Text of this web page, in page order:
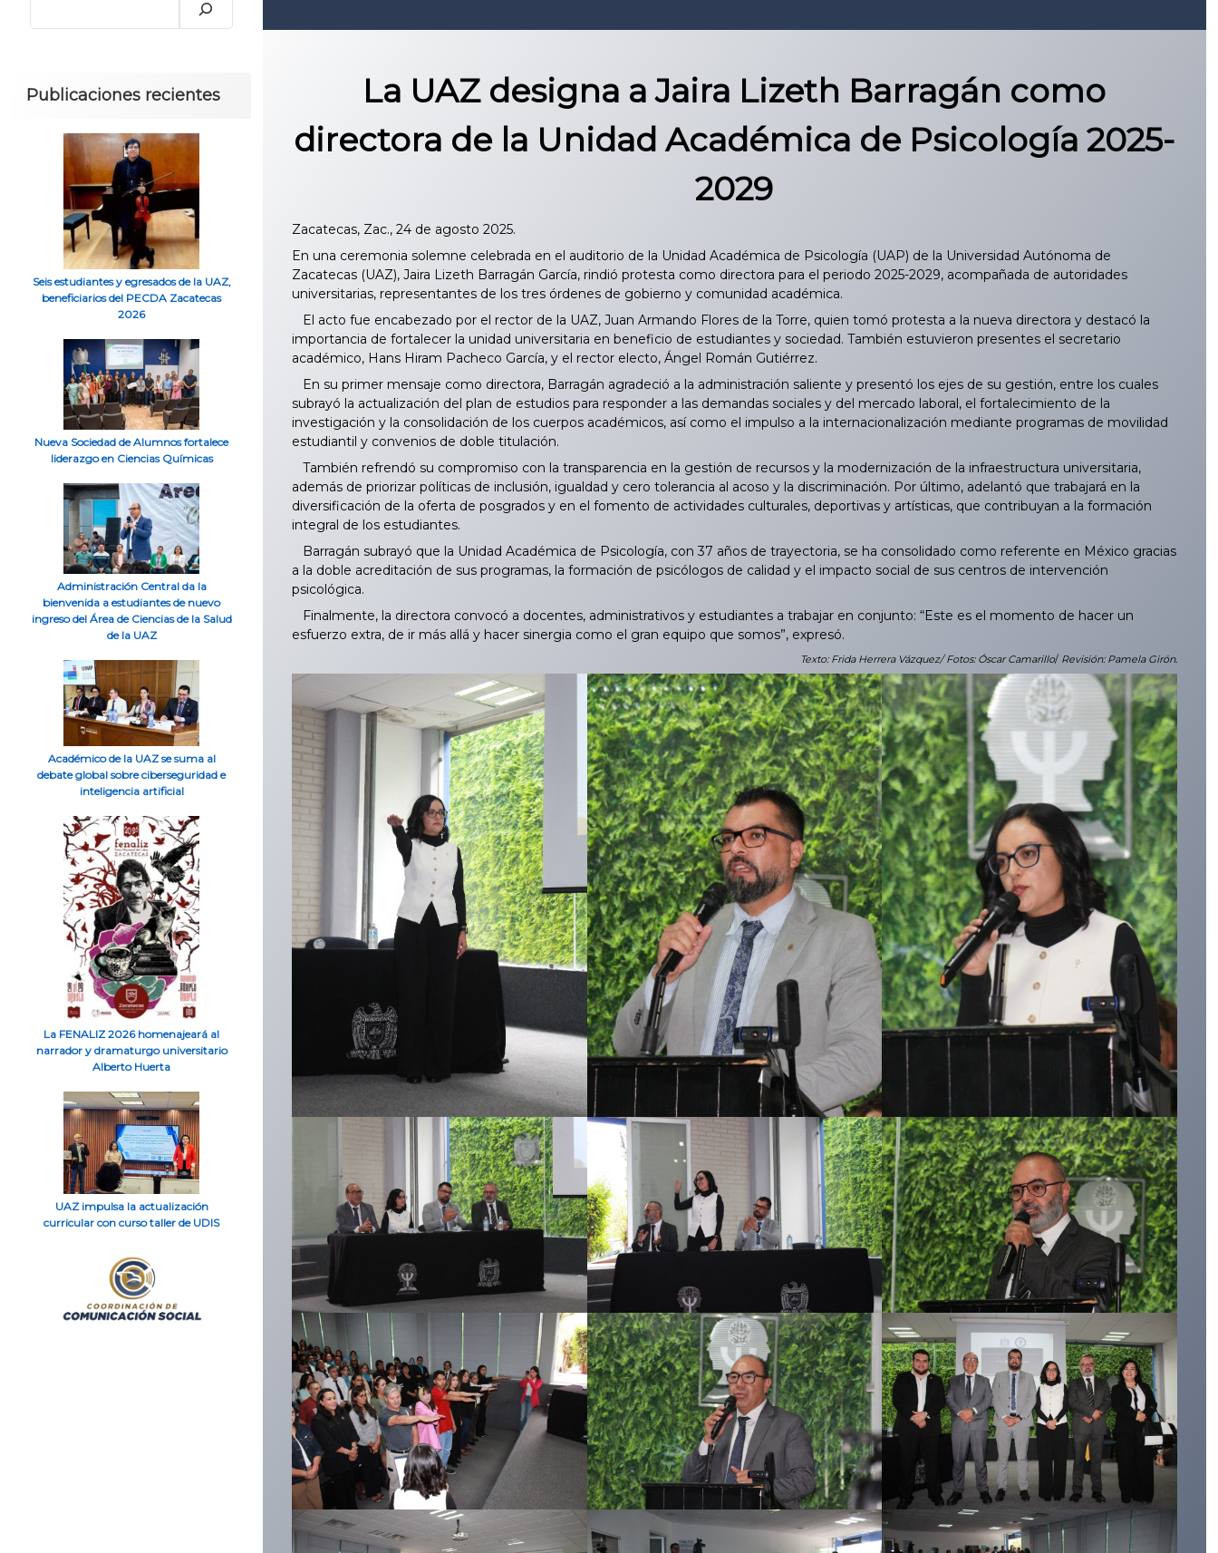
La UAZ designa a Jaira Lizeth Barragán como
directora de la Unidad Académica de Psicología 2025-
2029
Zacatecas, Zac., 24 de agosto 2025.
En una ceremonia solemne celebrada en el auditorio de la Unidad Académica de Psicología (UAP) de la Universidad Autónoma de
Zacatecas (UAZ), Jaira Lizeth Barragán García, rindió protesta como directora para el periodo 2025-2029, acompañada de autoridades
universitarias, representantes de los tres órdenes de gobierno y comunidad académica.
El acto fue encabezado por el rector de la UAZ, Juan Armando Flores de la Torre, quien tomó protesta a la nueva directora y destacó la
importancia de fortalecer la unidad universitaria en beneficio de estudiantes y sociedad. También estuvieron presentes el secretario
académico, Hans Hiram Pacheco García, y el rector electo, Ángel Román Gutiérrez.
En su primer mensaje como directora, Barragán agradeció a la administración saliente y presentó los ejes de su gestión, entre los cuales
subrayó la actualización del plan de estudios para responder a las demandas sociales y del mercado laboral, el fortalecimiento de la
investigación y la consolidación de los cuerpos académicos, así como el impulso a la internacionalización mediante programas de movilidad
estudiantil y convenios de doble titulación.
También refrendó su compromiso con la transparencia en la gestión de recursos y la modernización de la infraestructura universitaria,
además de priorizar políticas de inclusión, igualdad y cero tolerancia al acoso y la discriminación. Por último, adelantó que trabajará en la
diversificación de la oferta de posgrados y en el fomento de actividades culturales, deportivas y artísticas, que contribuyan a la formación
integral de los estudiantes.
Barragán subrayó que la Unidad Académica de Psicología, con 37 años de trayectoria, se ha consolidado como referente en México gracias
a la doble acreditación de sus programas, la formación de psicólogos de calidad y el impacto social de sus centros de intervención
psicológica.
Finalmente, la directora convocó a docentes, administrativos y estudiantes a trabajar en conjunto: “Este es el momento de hacer un
esfuerzo extra, de ir más allá y hacer sinergia como el gran equipo que somos”, expresó.
Texto: Frida Herrera Vázquez/ Fotos: Óscar Camarillo/ Revisión: Pamela Girón.
Publicaciones recientes
Seis estudiantes y egresados de la UAZ,
beneficiarios del PECDA Zacatecas
2026
Nueva Sociedad de Alumnos fortalece
liderazgo en Ciencias Químicas
Administración Central da la
bienvenida a estudiantes de nuevo
ingreso del Área de Ciencias de la Salud
de la UAZ
Académico de la UAZ se suma al
debate global sobre ciberseguridad e
inteligencia artificial
La FENALIZ 2026 homenajeará al
narrador y dramaturgo universitario
Alberto Huerta
UAZ impulsa la actualización
curricular con curso taller de UDIS